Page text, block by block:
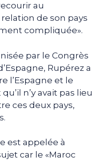
au
de son pays
compliquée».
par le Congrès
Rupérez a
l’Espagne et le
n’y avait pas lieu
ces deux pays,
est appelée à
car le «Maroc